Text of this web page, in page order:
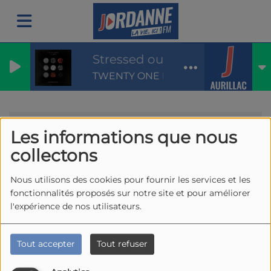
Les informations que nous
collectons
Nous utilisons des cookies pour fournir les services et les
fonctionnalités proposés sur notre site et pour améliorer
l'expérience de nos utilisateurs.
Tout accepter Tout refuser
Stressed out
TWENTY ONE PILOTS
Actualités Jordanne Info Chroniques L'info en +
L'info en +